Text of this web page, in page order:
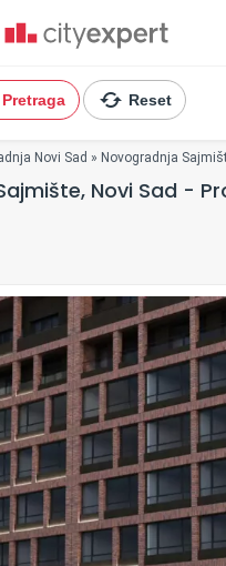
Pretraga Reset
Novi Sad » Novogradnja
Novi Sad -